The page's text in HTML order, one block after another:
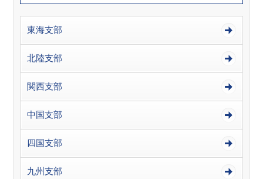
東海支部
北陸支部
関西支部
中国支部
四国支部
九州支部